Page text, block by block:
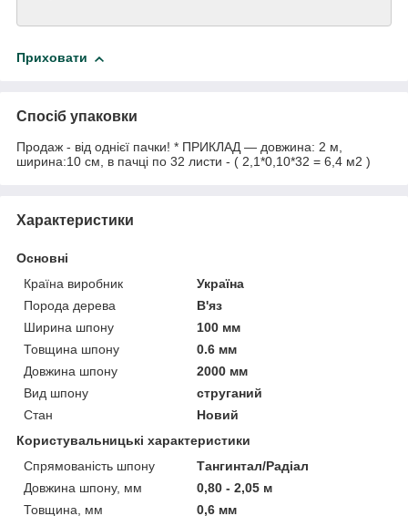
Приховати
Спосіб упаковки
Продаж - від однієї пачки! * ПРИКЛАД — довжина: 2 м,
ширина:10 см, в пачці по 32 листи - ( 2,1*0,10*32 = 6,4 м2 )
Характеристики
Основні
Країна виробник
Україна
Порода дерева
В'яз
Ширина шпону
100 мм
Товщина шпону
0.6 мм
Довжина шпону
2000 мм
Вид шпону
струганий
Стан
Новий
Користувальницькі характеристики
Спрямованість шпону
Тангинтал/Радіал
Довжина шпону, мм
0,80 - 2,05 м
Товщина, мм
0,6 мм